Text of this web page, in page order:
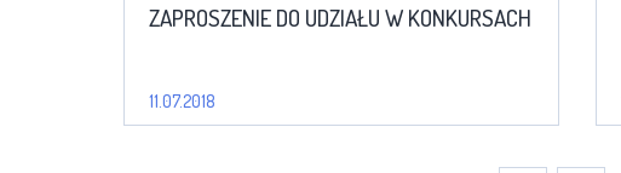
ZAPROSZENIE DO UDZIAŁU W KONKURSACH
11.07.2018